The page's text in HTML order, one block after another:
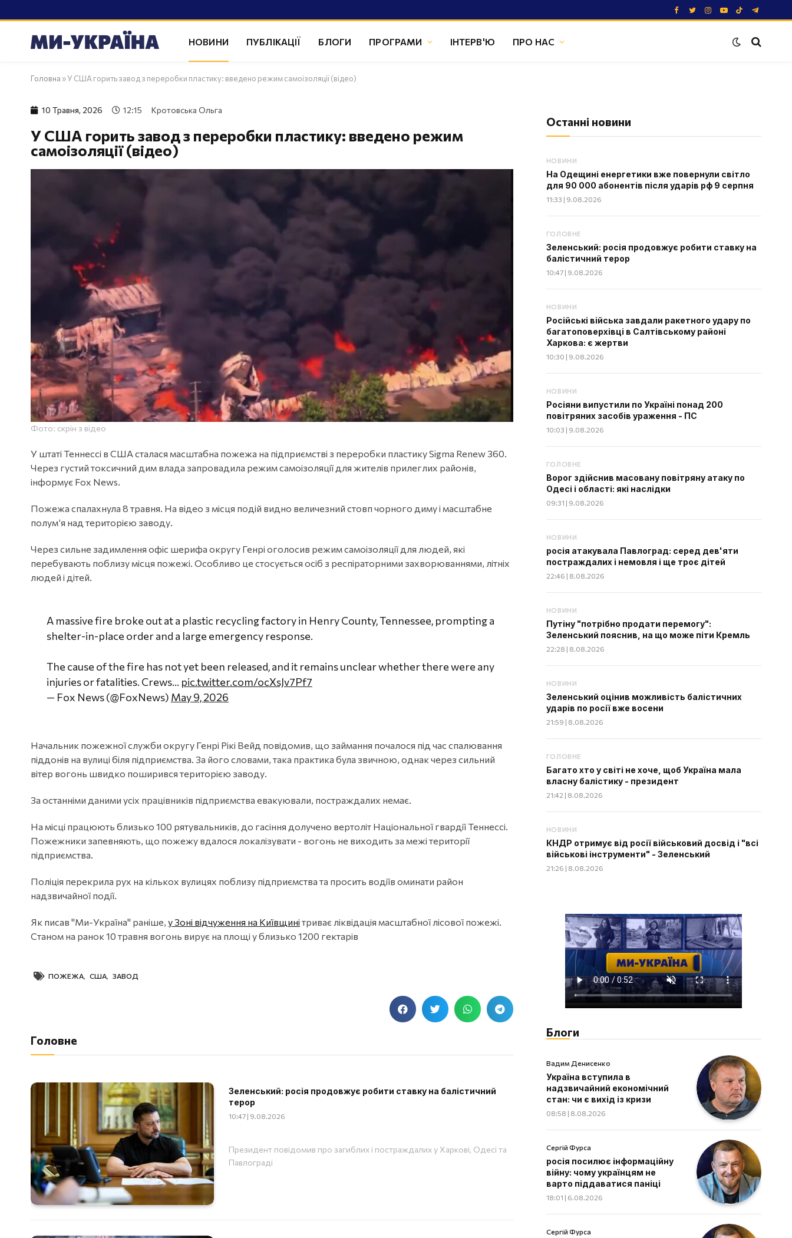
Facebook
TwitterInstagram
YouTube
TikTokTelegram
НОВИНИ ПУБЛІКАЦІЇ БЛОГИ ПРОГРАМИ ІНТЕРВ'Ю ПРО НАС
Головна »У США горить завод з переробки пластику: введено режим самоізоляції (відео)
10 Травня, 2026 12:15 Кротовська Ольга
У США горить завод з переробки пластику: введено режим
самоізоляції (відео)
Фото: скрін з відео
У штаті Теннессі в США сталася масштабна пожежа на підприємстві з переробки пластику Sigma Renew 360.
Через густий токсичний дим влада запровадила режим самоізоляції для жителів прилеглих районів,
інформує Fox News.
Пожежа спалахнула 8 травня. На відео з місця подій видно величезний стовп чорного диму і масштабне
полум’я над територією заводу.
Через сильне задимлення офіс шерифа округу Генрі оголосив режим самоізоляції для людей, які
перебувають поблизу місця пожежі. Особливо це стосується осіб з респіраторними захворюваннями, літніх
людей і дітей.
A massive fire broke out at a plastic recycling factory in Henry County, Tennessee, prompting a
shelter-in-place order and a large emergency response.
The cause of the fire has not yet been released, and it remains unclear whether there were any
injuries or fatalities. Crews… pic.twitter.com/ocXsJv7Pf7
— Fox News (@FoxNews) May 9, 2026
Начальник пожежної служби округу Генрі Рікі Вейд повідомив, що займання почалося під час спалювання
піддонів на вулиці біля підприємства. За його словами, така практика була звичною, однак через сильний
вітер вогонь швидко поширився територією заводу.
За останніми даними усіх працівників підприємства евакуювали, постраждалих немає.
На місці працюють близько 100 рятувальників, до гасіння долучено вертоліт Національної гвардії Теннессі.
Пожежники запевняють, що пожежу вдалося локалізувати - вогонь не виходить за межі території
підприємства.
Поліція перекрила рух на кількох вулицях поблизу підприємства та просить водіїв оминати район
надзвичайної події.
Як писав "Ми-Україна" раніше, у Зоні відчуження на Київщині триває ліквідація масштабної лісової пожежі.
Станом на ранок 10 травня вогонь вирує на площі у близько 1200 гектарів
ПОЖЕЖА, США, ЗАВОД
Головне
Зеленський: росія продовжує робити ставку на балістичний
терор
10:47 | 9.08.2026
Президент повідомив про загиблих і постраждалих у Харкові, Одесі та
Павлограді
Останні новини
НОВИНИ
На Одещині енергетики вже повернули світло
для 90 000 абонентів після ударів рф 9 серпня
11:33 | 9.08.2026
ГОЛОВНЕ
Зеленський: росія продовжує робити ставку на
балістичний терор
10:47 | 9.08.2026
НОВИНИ
Російські війська завдали ракетного удару по
багатоповерхівці в Салтівському районі
Харкова: є жертви
10:30 | 9.08.2026
НОВИНИ
Росіяни випустили по Україні понад 200
повітряних засобів ураження - ПС
10:03 | 9.08.2026
ГОЛОВНЕ
Ворог здійснив масовану повітряну атаку по
Одесі і області: які наслідки
09:31 | 9.08.2026
НОВИНИ
росія атакувала Павлоград: серед дев'яти
постраждалих і немовля і ще троє дітей
22:46 | 8.08.2026
НОВИНИ
Путіну "потрібно продати перемогу":
Зеленський пояснив, на що може піти Кремль
22:28 | 8.08.2026
НОВИНИ
Зеленський оцінив можливість балістичних
ударів по росії вже восени
21:59 | 8.08.2026
ГОЛОВНЕ
Багато хто у світі не хоче, щоб Україна мала
власну балістику - президент
21:42 | 8.08.2026
НОВИНИ
КНДР отримує від росії військовий досвід і "всі
військові інструменти" - Зеленський
21:26 | 8.08.2026
Блоги
Вадим Денисенко
Україна вступила в
надзвичайний економічний
стан: чи є вихід із кризи
08:58 | 8.08.2026
Сергій Фурса
росія посилює інформаційну
війну: чому українцям не
варто піддаватися паніці
18:01 | 6.08.2026
Сергій Фурса